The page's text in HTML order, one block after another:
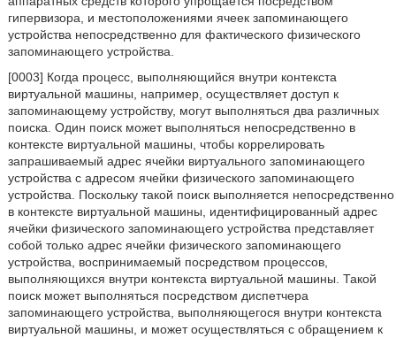
гипервизора, и местоположениями ячеек запоминающего
устройства непосредственно для фактического физического
запоминающего устройства.
[0003] Когда процесс, выполняющийся внутри контекста
виртуальной машины, например, осуществляет доступ к
запоминающему устройству, могут выполняться два различных
поиска. Один поиск может выполняться непосредственно в
контексте виртуальной машины, чтобы коррелировать
запрашиваемый адрес ячейки виртуального запоминающего
устройства с адресом ячейки физического запоминающего
устройства. Поскольку такой поиск выполняется непосредственно
в контексте виртуальной машины, идентифицированный адрес
ячейки физического запоминающего устройства представляет
собой только адрес ячейки физического запоминающего
устройства, воспринимаемый посредством процессов,
выполняющихся внутри контекста виртуальной машины. Такой
поиск может выполняться посредством диспетчера
запоминающего устройства, выполняющегося внутри контекста
виртуальной машины, и может осуществляться с обращением к